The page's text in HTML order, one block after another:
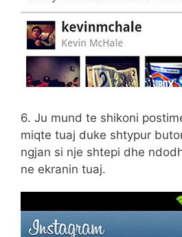
6. Ju mund te shikoni
miqte tuaj duke shtypur
ngjan si nje shtepi dhe
ne ekranin tuaj.